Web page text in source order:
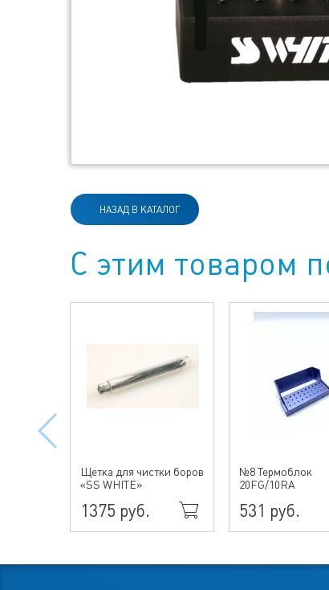
НАЗАД В КАТАЛОГ
С этим товаром
Щетка для чистки боров
«SS WHITE»
1375 руб.
№8 Термоблок
20FG/10RA
531 руб.